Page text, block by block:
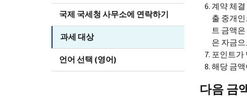
국제 국세청 사무소에 연락하기
과세 대상
언어 선택 (영어)
계약 체
출 중개
트 금액
은 자금
포인트가
해당 금
다음 금